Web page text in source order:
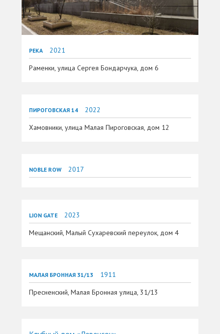
РЕКА
2021
Раменки, улица Сергея Бондарчука, дом 6
ПИРОГОВСКАЯ 14
2022
Хамовники, улица Малая Пироговская, дом 12
NOBLE ROW 2017
LION GATE
2023
Мещанский, Малый Сухаревский переулок, дом 4
МАЛАЯ БРОННАЯ 31/13
1911
Пресненский, Малая Бронная улица, 31/13